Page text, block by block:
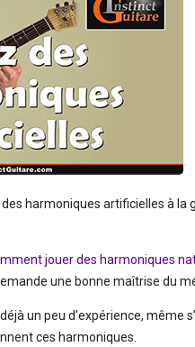
harmoniques artificielles à la
jouer des harmoniques
une bonne maîtrise du
un peu d’expérience, même
ces harmoniques.